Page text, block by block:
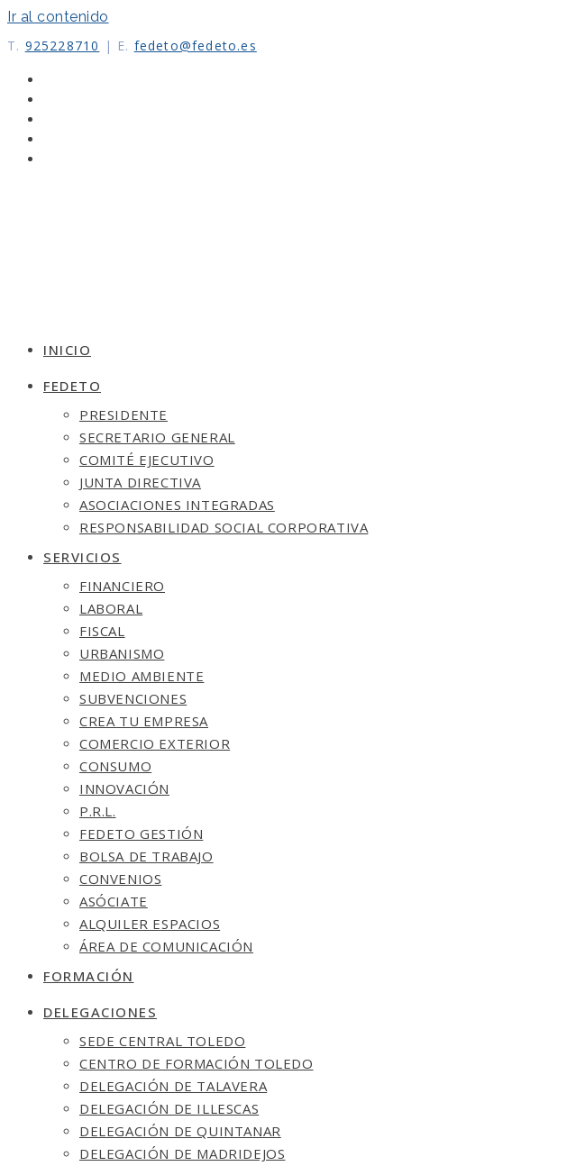
Ir al contenido
T. 925228710 | E. fedeto@fedeto.es
INICIO
FEDETO
PRESIDENTE
SECRETARIO GENERAL
COMITÉ EJECUTIVO
JUNTA DIRECTIVA
ASOCIACIONES INTEGRADAS
RESPONSABILIDAD SOCIAL CORPORATIVA
SERVICIOS
FINANCIERO
LABORAL
FISCAL
URBANISMO
MEDIO AMBIENTE
SUBVENCIONES
CREA TU EMPRESA
COMERCIO EXTERIOR
CONSUMO
INNOVACIÓN
P.R.L.
FEDETO GESTIÓN
BOLSA DE TRABAJO
CONVENIOS
ASÓCIATE
ALQUILER ESPACIOS
ÁREA DE COMUNICACIÓN
FORMACIÓN
DELEGACIONES
SEDE CENTRAL TOLEDO
CENTRO DE FORMACIÓN TOLEDO
DELEGACIÓN DE TALAVERA
DELEGACIÓN DE ILLESCAS
DELEGACIÓN DE QUINTANAR
DELEGACIÓN DE MADRIDEJOS